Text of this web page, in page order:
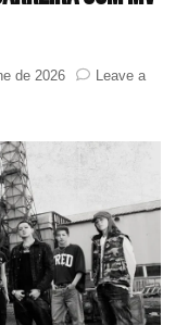
de 2026
Leave a